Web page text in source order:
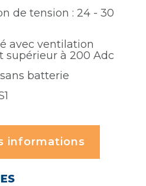
de tension : 24 - 30
avec ventilation
supérieur à 200 Adc
sans batterie
informations